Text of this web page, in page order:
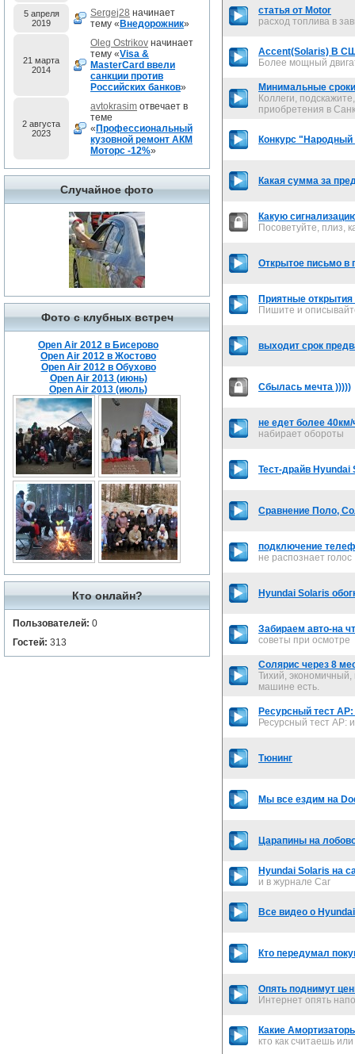
5 апреля
2019
Sergej28 начинает
тему « Внедорожник»
21 марта
2014
Oleg Ostrikov начинает
тему «Visa &
MasterCard ввели
санкции против
Российских банков»
2 августа
2023
avtokrasim отвечает в
теме
« Профессиональный
кузовной ремонт АКМ
Моторс -12%»
Случайное фото
Фото с клубных встреч
Open Air 2012 в Бисерово
Open Air 2012 в Жостово
Open Air 2012 в Обухово
Open Air 2013 (июнь)
Open Air 2013 (июль)
Кто онлайн?
Пользователей: 0
Гостей: 313
статья от Motor
расход топлива в
Accent(Solaris) В
Более мощный
Минимальные
Коллеги,
приобретения в
Конкурс
Какая сумма за
Какую
Посоветуйте, плиз,
Открытое письмо в
Приятные открытия
Пишите и
выходит срок
Сбылась мечта )))))
не едет более 40км/
набирает обороты
Тест-драйв Hyundai
Сравнение Поло,
подключение
не распознает голос
Hyundai Solaris
Забираем авто-на
советы при осмотре
Солярис через 8
Тихий,
машине есть.
Ресурсный тест АР:
Ресурсный тест АР:
Тюнинг
Мы все ездим на
Царапины на
Hyundai Solaris на
и в журнале Car
Все видео о
Кто передумал
Опять поднимут
Интернет опять
Какие
кто как считаешь